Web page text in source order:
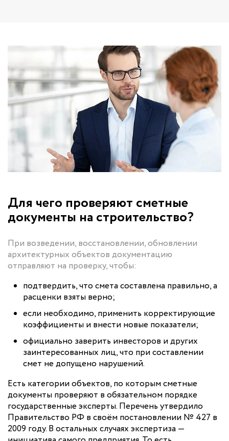
Для чего проверяют сметные
документы на строительство?
При возведении, восстановлении, обновлении
архитектурных объектов документацию
отправляют на проверку, чтобы:
подтвердить, что смета составлена правильно, а
расценки взяты верно;
если необходимо, применить корректирующие
коэффициенты и внести новые показатели;
официально заверить инвесторов и других
заинтересованных лиц, что при составлении
смет не допущено нарушений.
Есть категории объектов, по которым сметные
документы проверяют в обязательном порядке
государственные эксперты. Перечень утвердило
Правительство РФ в своём постановлении № 427 в
2009 году. В остальных случаях экспертиза —